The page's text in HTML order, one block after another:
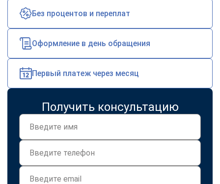
Без процентов и переплат
Оформление в день обращения
Первый платеж через месяц
Получить консультацию